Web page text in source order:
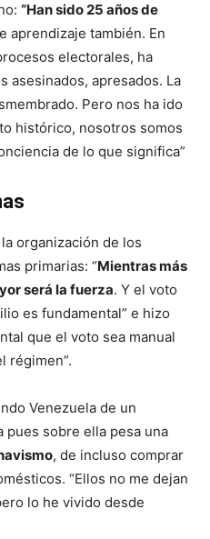
“Han sido 25 años de
aprendizaje también. En
electorales, ha
asesinados, apresados. La
Pero nos ha ido
histórico, nosotros somos
de lo que significa”
organización de los
primarias: “Mientras más
será la fuerza. Y el voto
es fundamental” e hizo
que el voto sea manual
régimen”.
Venezuela de un
sobre ella pesa una
, de incluso comprar
“Ellos no me dejan
lo he vivido desde